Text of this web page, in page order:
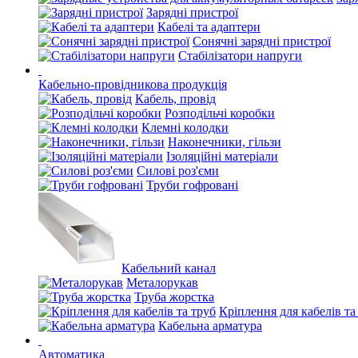
Зарядні пристрої
Кабелі та адаптери
Сонячні зарядні пристрої
Стабілізатори напруги
Кабельно-провідникова продукція
Кабель, провід
Розподільчі коробки
Клемні колодки
Наконечники, гільзи
Ізоляційні матеріали
Силові роз'єми
Труби гофровані
Кабельний канал
Металорукав
Труба жорстка
Кріплення для кабелів
Кабельна арматура
Автоматика